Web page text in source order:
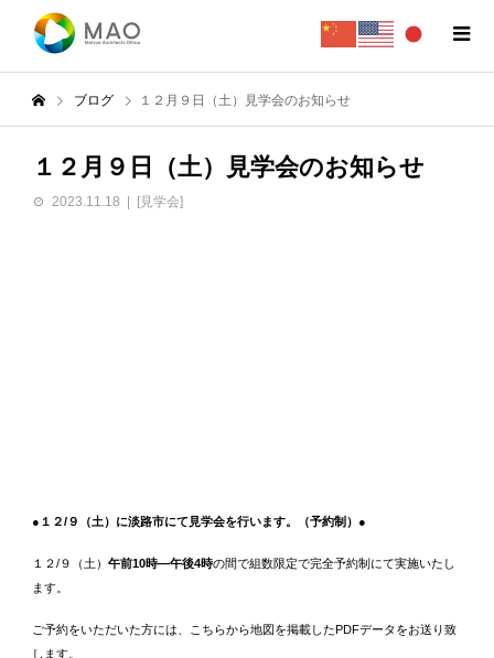
ブログ １２月９日（土）見学会のお知らせ
１２月９日（土）見学会のお知らせ
2023.11.18 [見学会]
●１２/９（土）に淡路市にて見学会を行います。（予約制）●
１２/９（土） 午前10時―午後4時の間で組数限定で完全予約制にて実施いたし
ます。
ご予約をいただいた方には、こちらから地図を掲載したPDFデータをお送り致
します。